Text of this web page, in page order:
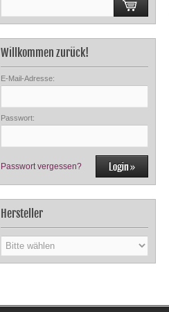
Willkommen zurück!
E-Mail-Adresse:
Passwort:
Passwort vergessen?
Hersteller